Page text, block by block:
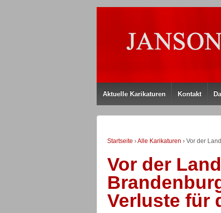
Aktuelle Karikaturen Kontakt
Startseite ›Alle Karikaturen › Vor der
Vor der
Verluste für